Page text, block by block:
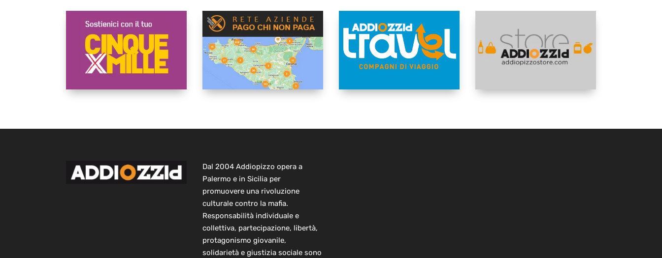
Dal 2004 Addiopizzo opera a
Palermo e in Sicilia per
promuovere una rivoluzione
culturale contro la mafia.
Responsabilità individuale e
collettiva, partecipazione, libertà,
protagonismo giovanile,
solidarietà e giustizia sociale sono